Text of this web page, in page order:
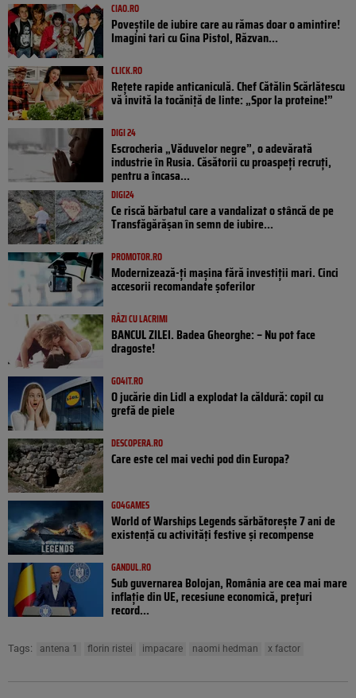
CIAO.RO
Poveştile de iubire care au rămas doar o amintire!
Imagini tari cu Gina Pistol, Răzvan...
CLICK.RO
Rețete rapide anticaniculă. Chef Cătălin Scărlătescu
vă invită la tocăniță de linte: „Spor la proteine!”
DIGI 24
Escrocheria „Văduvelor negre”, o adevărată
industrie în Rusia. Căsătorii cu proaspeți recruți,
pentru a încasa...
DIGI24
Ce riscă bărbatul care a vandalizat o stâncă de pe
Transfăgărășan în semn de iubire...
PROMOTOR.RO
Modernizează-ți mașina fără investiții mari. Cinci
accesorii recomandate șoferilor
RÂZI CU LACRIMI
BANCUL ZILEI. Badea Gheorghe: – Nu pot face
dragoste!
GO4IT.RO
O jucărie din Lidl a explodat la căldură: copil cu
grefă de piele
DESCOPERA.RO
Care este cel mai vechi pod din Europa?
GO4GAMES
World of Warships Legends sărbătorește 7 ani de
existență cu activități festive și recompense
GANDUL.RO
Sub guvernarea Bolojan, România are cea mai mare
inflație din UE, recesiune economică, prețuri
record...
Tags: antena 1 florin ristei impacare naomi hedman x factor